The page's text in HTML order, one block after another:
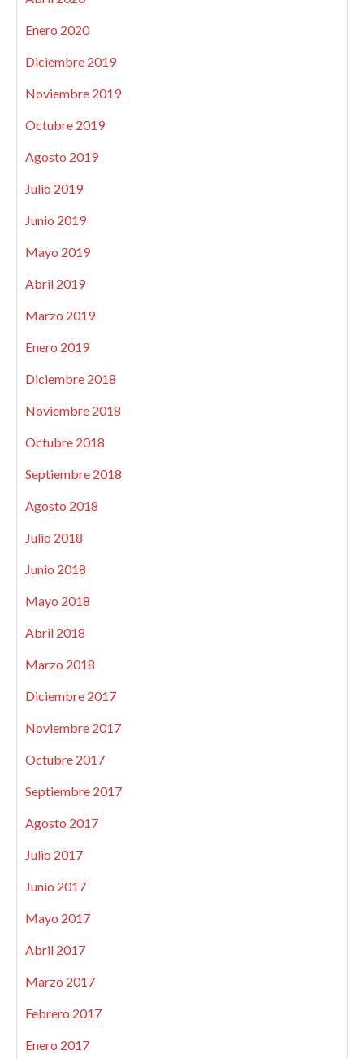
Enero 2020
Diciembre 2019
Noviembre 2019
Octubre 2019
Agosto 2019
Julio 2019
Junio 2019
Mayo 2019
Abril 2019
Marzo 2019
Enero 2019
Diciembre 2018
Noviembre 2018
Octubre 2018
Septiembre 2018
Agosto 2018
Julio 2018
Junio 2018
Mayo 2018
Abril 2018
Marzo 2018
Diciembre 2017
Noviembre 2017
Octubre 2017
Septiembre 2017
Agosto 2017
Julio 2017
Junio 2017
Mayo 2017
Abril 2017
Marzo 2017
Febrero 2017
Enero 2017